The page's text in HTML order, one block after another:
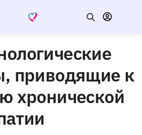
приводящие к
хронической